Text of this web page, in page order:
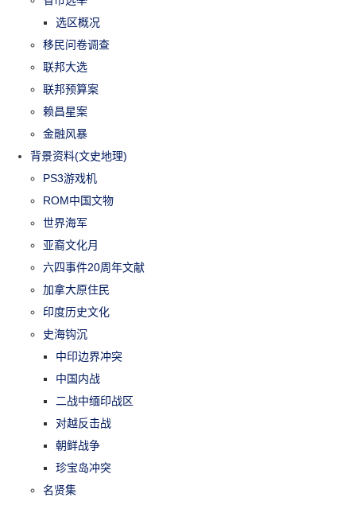
选区概况
移民问卷调查
联邦大选
联邦预算案
赖昌星案
金融风暴
背景资料(文史地理)
PS3游戏机
ROM中国文物
世界海军
亚裔文化月
六四事件20周年文献
加拿大原住民
印度历史文化
史海钩沉
中印边界冲突
中国内战
二战中缅印战区
对越反击战
朝鲜战争
珍宝岛冲突
名贤集